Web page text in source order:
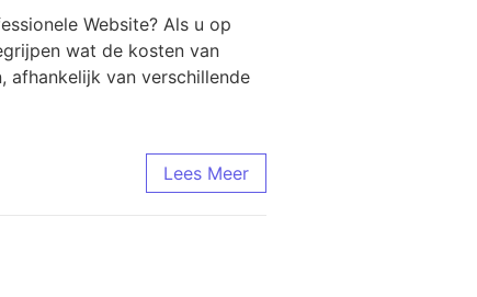
Website? Als u op
wat de kosten van
afhankelijk van verschillende
Lees Meer